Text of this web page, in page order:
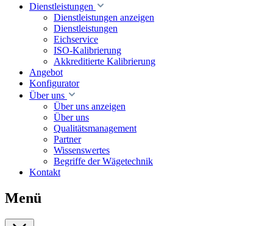
Dienstleistungen
Dienstleistungen anzeigen
Dienstleistungen
Eichservice
ISO-Kalibrierung
Akkreditierte Kalibrierung
Angebot
Konfigurator
Über uns
Über uns anzeigen
Über uns
Qualitätsmanagement
Partner
Wissenswertes
Begriffe der Wägetechnik
Kontakt
Menü